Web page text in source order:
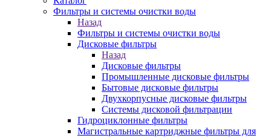
Фильтры и системы очистки воды
Назад
Фильтры и системы очистки воды
Дисковые фильтры
Назад
Дисковые фильтры
Промышленные дисковые фильтры
Бытовые дисковые фильтры
Двухкорпусные дисковые фильтры
Системы дисковой фильтрации
Гидроциклонные фильтры
Магистральные картриджные фильтры для